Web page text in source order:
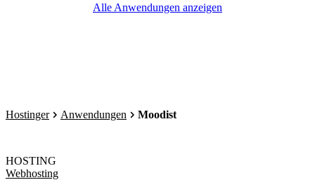
Alle Anwendungen anzeigen
Hostinger Anwendungen Moodist
HOSTING
Webhosting